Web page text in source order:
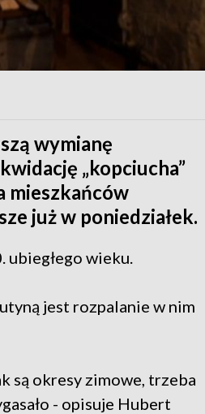
wymianę
„kopciucha”
mieszkańców
już w poniedziałek.
wieku.
jest rozpalanie w nim
są okresy zimowe, trzeba
- opisuje Hubert